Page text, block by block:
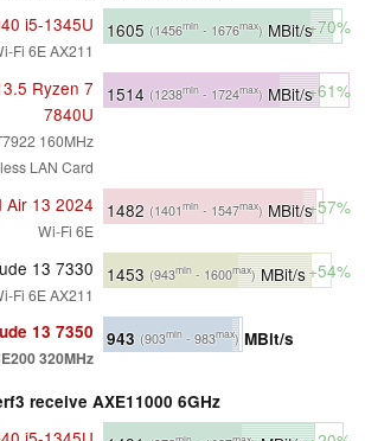
i5-1345U
Fi 6E AX211
1605 (1456min - 1676max) MBit/s+70%
Ryzen 7
7840U
160MHz
LAN Card
1514 (1238min - 1724max) MBit/s+61%
Air 13 2024
Wi-Fi 6E
1482 (1401min - 1547max) MBit/s+57%
13 7330
Fi 6E AX211
1453 (943min - 1600max)MBit/s+54%
13 7350
320MHz
943 (903min - 983max) MBit/s
receive AXE11000 6GHz